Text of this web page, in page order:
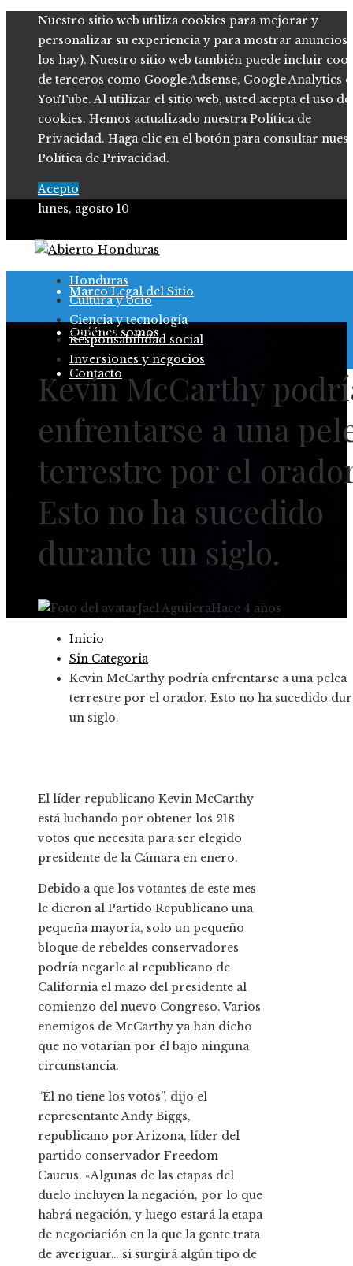
Nuestro sitio web utiliza cookies para mejorar y
personalizar su experiencia y para mostrar anuncios
los hay). Nuestro sitio web también puede incluir
de terceros como Google Adsense, Google Analytics o
YouTube. Al utilizar el sitio web, usted acepta el uso de
cookies. Hemos actualizado nuestra Política de
Privacidad. Haga clic en el botón para consultar
Política de Privacidad.
Acepto
lunes, agosto 10
Política de Privacidad
Marco Legal del Sitio
Quiénes somos
Contacto
Honduras
Cultura y ocio
Ciencia y tecnología
Responsabilidad social
Inversiones y negocios
Sin Categoria
Kevin McCarthy
enfrentarse a una
terrestre por el
Esto no ha sucedido
durante un siglo.
Jael AguileraHace 4 años
Inicio
Sin Categoria
Kevin McCarthy podría enfrentarse a una pelea
terrestre por el orador. Esto no ha sucedido
un siglo.
El líder republicano Kevin McCarthy
está luchando por obtener los 218
votos que necesita para ser elegido
presidente de la Cámara en enero.
Debido a que los votantes de este mes
le dieron al Partido Republicano una
pequeña mayoría, solo un pequeño
bloque de rebeldes conservadores
podría negarle al republicano de
California el mazo del presidente al
comienzo del nuevo Congreso. Varios
enemigos de McCarthy ya han dicho
que no votarían por él bajo ninguna
circunstancia.
“Él no tiene los votos”, dijo el
representante Andy Biggs,
republicano por Arizona, líder del
partido conservador Freedom
Caucus. «Algunas de las etapas del
duelo incluyen la negación, por lo que
habrá negación, y luego estará la etapa
de negociación en la que la gente trata
de averiguar… si surgirá algún tipo de